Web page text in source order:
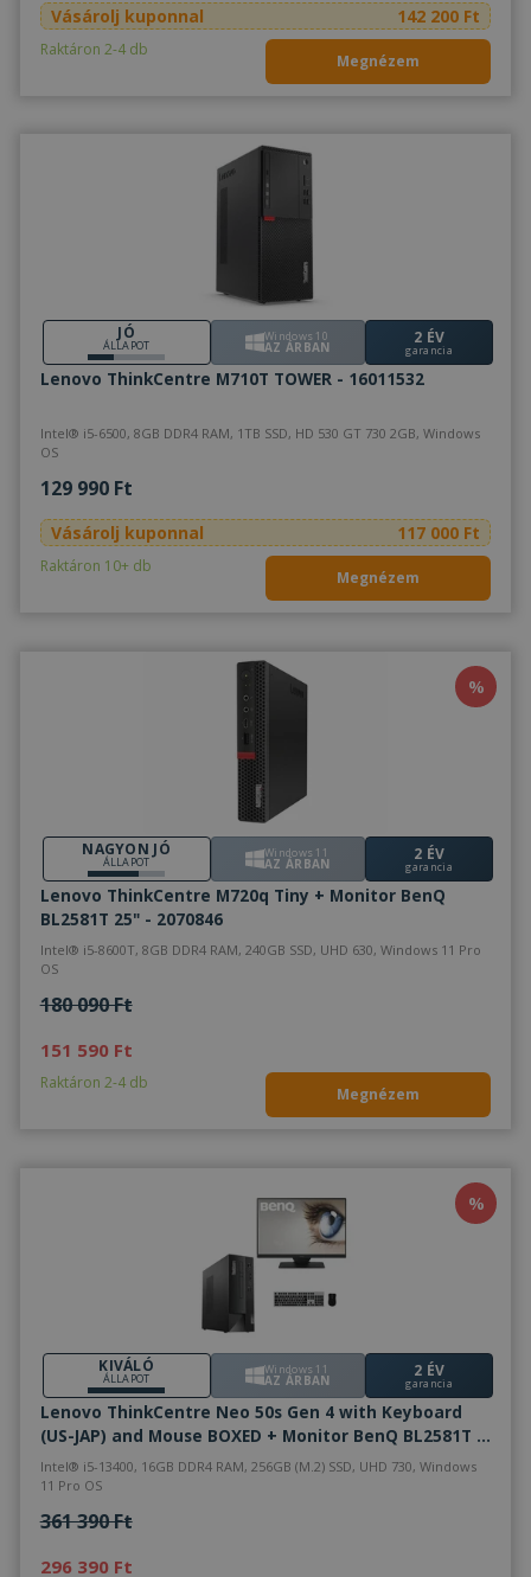
Vásárolj kuponnal 142 200 Ft
Raktáron 2-4 db
Megnézem
JÓ
ÁLLAPOT
Windows 10
AZ ÁRBAN 2 ÉV
garancia
Lenovo ThinkCentre M710T TOWER - 16011532
Intel® i5-6500, 8GB DDR4 RAM, 1TB SSD, HD 530 GT 730 2GB, Windows
OS
129 990 Ft
Vásárolj kuponnal 117 000 Ft
Raktáron 10+ db
Megnézem
%
NAGYON JÓ
ÁLLAPOT
Windows 11
AZ ÁRBAN 2 ÉV
garancia
Lenovo ThinkCentre M720q Tiny + Monitor BenQ
BL2581T 25" - 2070846
Intel® i5-8600T, 8GB DDR4 RAM, 240GB SSD, UHD 630, Windows 11 Pro
OS
180 090 Ft
151 590 Ft
Raktáron 2-4 db
Megnézem
%
KIVÁLÓ
ÁLLAPOT
Windows 11
AZ ÁRBAN 2 ÉV
garancia
Lenovo ThinkCentre Neo 50s Gen 4 with Keyboard
(US-JAP) and Mouse BOXED + Monitor BenQ BL2581T -
2070840
Intel® i5-13400, 16GB DDR4 RAM, 256GB (M.2) SSD, UHD 730, Windows
11 Pro OS
361 390 Ft
296 390 Ft